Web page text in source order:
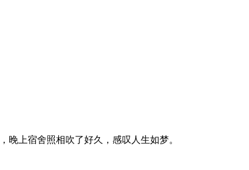
上宿舍照相吹了好久，感叹人生如梦。